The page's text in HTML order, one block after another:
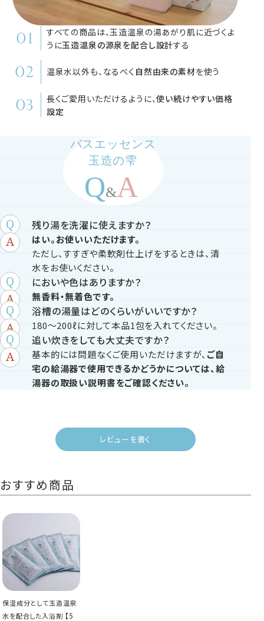
すべての商品は、玉造温泉の湯あがり肌に近づくよ
うに玉造温泉の源泉を配合し設計する
温泉水以外も、なるべく 自然由来の素材を使う
長くご愛用いただけるように、使い続けやすい価格
設定
バスエッセンス
玉造の雫
残り湯を洗濯に使えますか？
はい。お使いいただけます。
ただし、すすぎや柔軟剤仕上げをするときは、清
水をお使いください。
においや色はありますか？
無香料・無着色です。
浴槽の湯量はどのくらいがいいですか？
180～200ℓに対して本品1包を入れてください。
追い炊きをしても大丈夫ですか？
基本的には問題なくご使用いただけますが、 ご自
宅の給湯器で使用できるかどうかについては、給
湯器の取扱い説明書をご確認ください。
レビューを書く
おすすめ商品
保湿成分として玉造温泉
水を配合した入浴剤 【5